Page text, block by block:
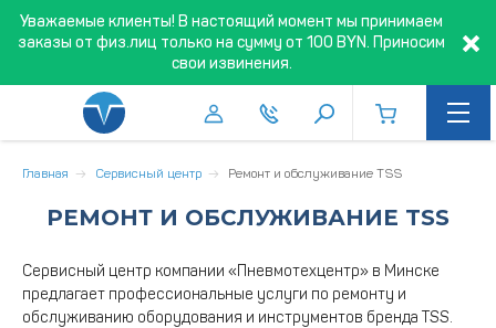
Уважаемые клиенты! В настоящий момент мы принимаем
заказы от физ.лиц только на сумму от 100 BYN. Приносим
свои извинения.
Главная Сервисный центр Ремонт и обслуживание TSS
РЕМОНТ И ОБСЛУЖИВАНИЕ TSS
Сервисный центр компании «Пневмотехцентр» в Минске
предлагает профессиональные услуги по ремонту и
обслуживанию оборудования и инструментов бренда TSS.